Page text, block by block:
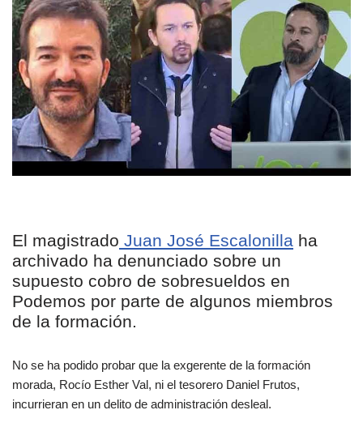
El magistrado Juan José Escalonilla ha
archivado ha denunciado sobre un
supuesto cobro de sobresueldos en
Podemos por parte de algunos miembros
de la formación.
No se ha podido probar que la exgerente de la formación
morada, Rocío Esther Val, ni el tesorero Daniel Frutos,
incurrieran en un delito de administración desleal.